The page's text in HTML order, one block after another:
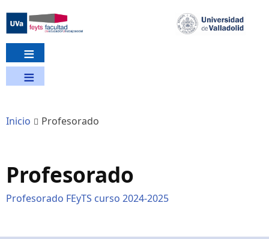
contenido
principal
Inicio Profesorado
Profesorado
Profesorado FEyTS curso 2024-2025